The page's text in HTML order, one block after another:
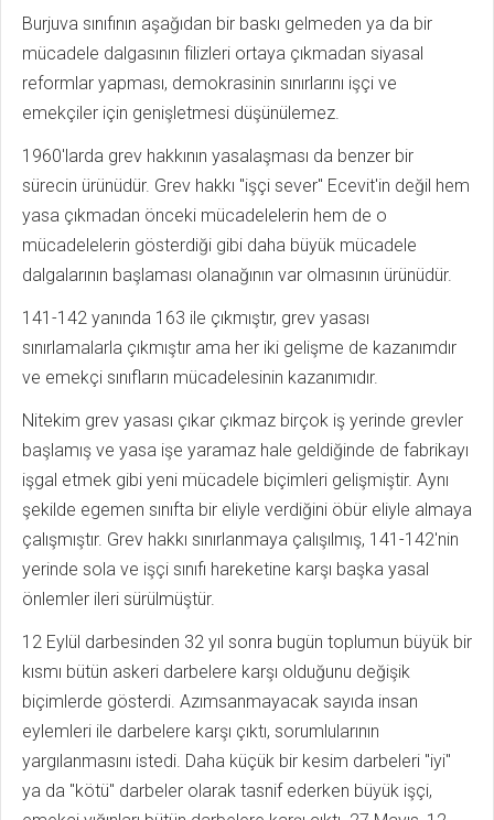
Burjuva sınıfının aşağıdan bir baskı gelmeden ya da bir
mücadele dalgasının filizleri ortaya çıkmadan siyasal
reformlar yapması, demokrasinin sınırlarını işçi ve
emekçiler için genişletmesi düşünülemez.
1960'larda grev hakkının yasalaşması da benzer bir
sürecin ürünüdür. Grev hakkı "işçi sever" Ecevit'in değil hem
yasa çıkmadan önceki mücadelelerin hem de o
mücadelelerin gösterdiği gibi daha büyük mücadele
dalgalarının başlaması olanağının var olmasının ürünüdür.
141-142 yanında 163 ile çıkmıştır, grev yasası
sınırlamalarla çıkmıştır ama her iki gelişme de kazanımdır
ve emekçi sınıfların mücadelesinin kazanımıdır.
Nitekim grev yasası çıkar çıkmaz birçok iş yerinde grevler
başlamış ve yasa işe yaramaz hale geldiğinde de fabrikayı
işgal etmek gibi yeni mücadele biçimleri gelişmiştir. Aynı
şekilde egemen sınıfta bir eliyle verdiğini öbür eliyle almaya
çalışmıştır. Grev hakkı sınırlanmaya çalışılmış, 141-142'nin
yerinde sola ve işçi sınıfı hareketine karşı başka yasal
önlemler ileri sürülmüştür.
12 Eylül darbesinden 32 yıl sonra bugün toplumun büyük bir
kısmı bütün askeri darbelere karşı olduğunu değişik
biçimlerde gösterdi. Azımsanmayacak sayıda insan
eylemleri ile darbelere karşı çıktı, sorumlularının
yargılanmasını istedi. Daha küçük bir kesim darbeleri "iyi"
ya da "kötü" darbeler olarak tasnif ederken büyük işçi,